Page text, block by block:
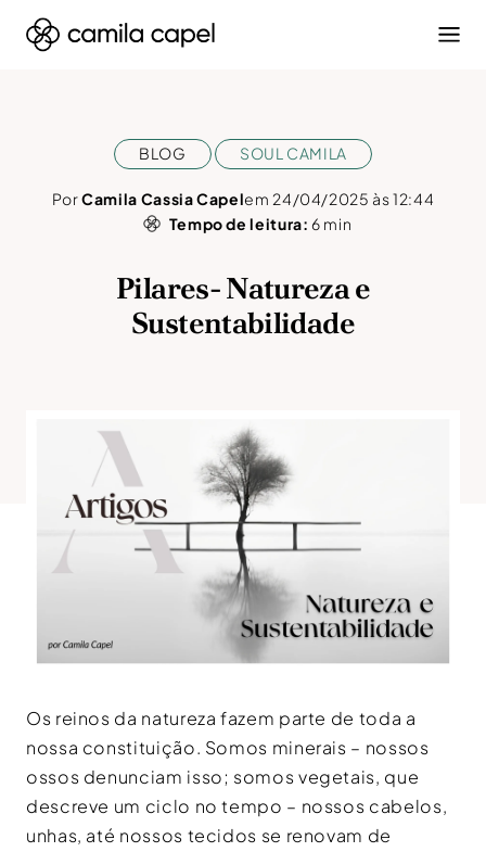
BLOG SOUL CAMILA
PorCamila Cassia Capelem 24/04/2025 às 12:44
Tempo de leitura: 6 min
Pilares- Natureza e
Sustentabilidade
Os reinos da natureza fazem parte de toda a
nossa constituição. Somos minerais – nossos
ossos denunciam isso; somos vegetais, que
descreve um ciclo no tempo – nossos cabelos,
unhas, até nossos tecidos se renovam de